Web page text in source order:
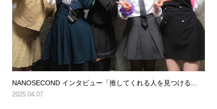
NANOSECOND インタビュー「推してくれる人を見つける...
2025.04.07